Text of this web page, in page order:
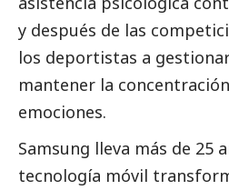
y después de las
los deportistas a
mantener la
emociones.
Samsung lleva más de 25
tecnología móvil